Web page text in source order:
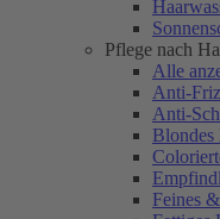
Pflege nach
Alle
Anti-
Anti-
Blondes
Feines